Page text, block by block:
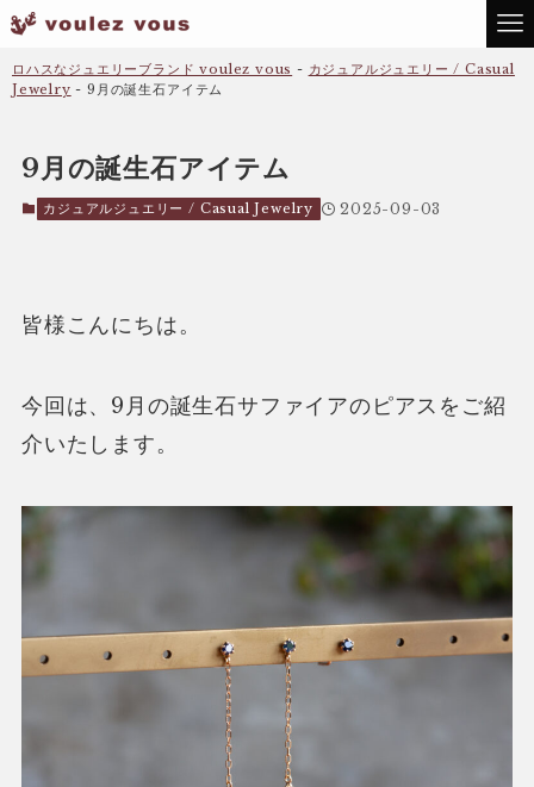
ロハスなジュエリーブランド voulez vous - カジュアルジュエリー / Casual
Jewelry -9月の誕生石アイテム
9月の誕生石アイテム
カジュアルジュエリー / Casual Jewelry 2025-09-03
皆様こんにちは。
今回は、9月の誕生石サファイアのピアスをご紹
介いたします。